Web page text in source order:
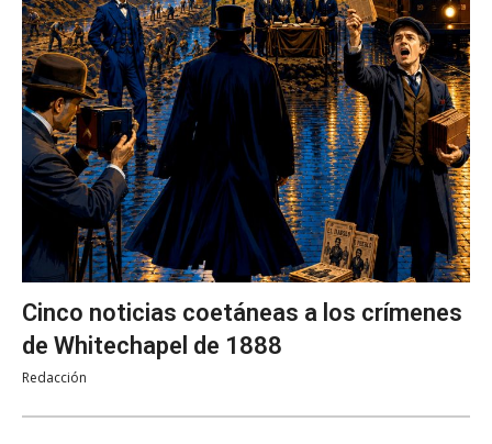
Cinco noticias coetáneas a los crímenes
de Whitechapel de 1888
Redacción